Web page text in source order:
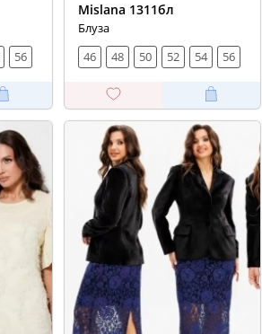
56
Mislana 1311бл
Блуза
46
48 50 52 54 56